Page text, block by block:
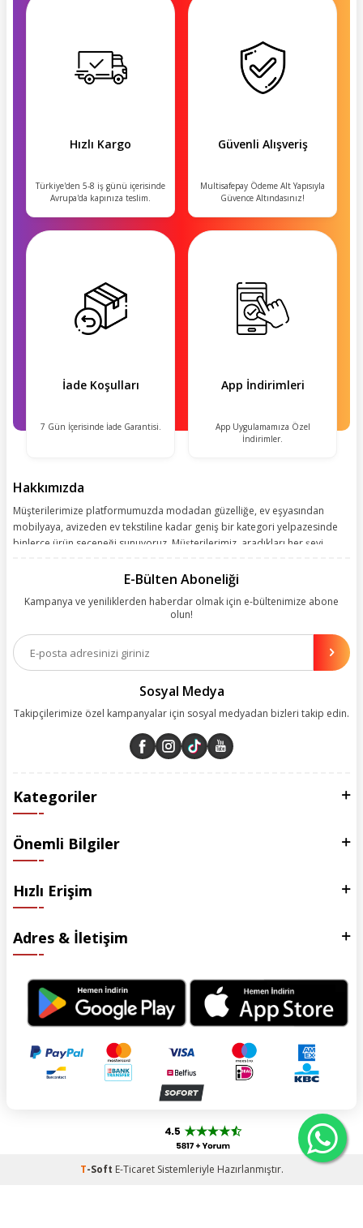
Hızlı Kargo
Türkiye'den 5-8 iş günü içerisinde
Avrupa'da kapınıza teslim.
Güvenli Alışveriş
Multisafepay Ödeme Alt Yapısıyla
Güvence Altındasınız!
İade Koşulları
7 Gün İçerisinde İade Garantisi.
App İndirimleri
App Uygulamamıza Özel
İndirimler.
Hakkımızda
Müşterilerimize platformumuzda modadan güzelliğe, ev eşyasından
mobilyaya, avizeden ev tekstiline kadar geniş bir kategori yelpazesinde
binlerce ürün seçeneği sunuyoruz. Müşterilerimiz, aradıkları her şeyi
kolay, kusursuz ve keyifli bir alışveriş yolculuğu sunarken deneyiminize
olanakları sunuyoruz. Çalışmalarımızı müşterilerimizin memnuniyetini
esas alarak yürütüyoruz.
E-Bülten Aboneliği
Kampanya ve yeniliklerden haberdar olmak için e-bültenimize abone
olun!
Sosyal Medya
Takipçilerimize özel kampanyalar için sosyal medyadan bizleri takip edin.
Kategoriler
Önemli Bilgiler
Hızlı Erişim
Adres & İletişim
T-Soft E-TicaretSistemleriyle Hazırlanmıştır.